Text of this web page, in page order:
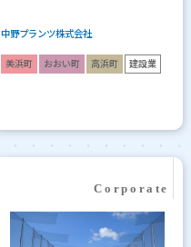
中野プランツ株式会社
美浜町 おおい町 高浜町 建設業